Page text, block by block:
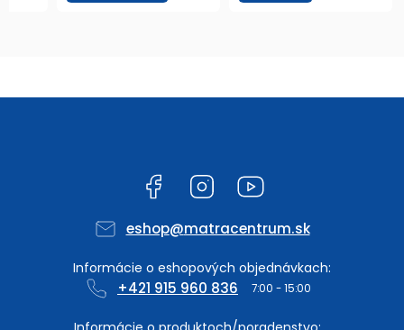
Facebook Instagram
eshop@matracentrum.sk
+421 915 960 836